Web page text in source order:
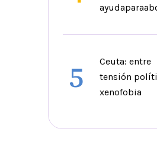
5
Ceuta: entre
tensión
xenofobia